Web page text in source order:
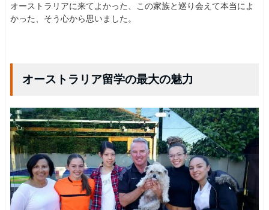
オーストラリアに来てよかった、この家族と巡り会えて本当によ
かった、そう心から思いました。
オーストラリア留学の最大の魅力